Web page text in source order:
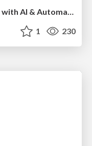
How to Grow Your eCommerce with AI & Automation
1 230